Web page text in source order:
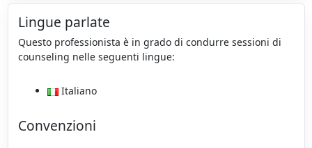
Lingue parlate
Questo professionista è in grado di condurre sessioni di
counseling nelle seguenti lingue:
Italiano
Convenzioni